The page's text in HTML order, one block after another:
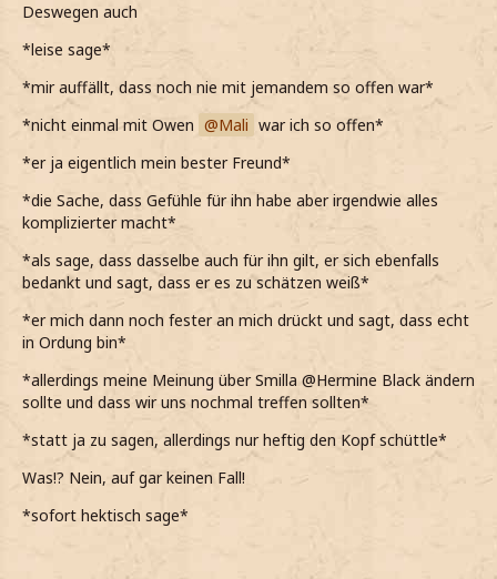
Deswegen auch
*leise sage*
*mir auffällt, dass noch nie mit jemandem so offen war*
*nicht einmal mit Owen
Mali war ich so offen*
*er ja eigentlich mein bester Freund*
*die Sache, dass Gefühle für ihn habe aber irgendwie alles
komplizierter macht*
*als sage, dass dasselbe auch für ihn gilt, er sich ebenfalls
bedankt und sagt, dass er es zu schätzen weiß*
*er mich dann noch fester an mich drückt und sagt, dass echt
in Ordung bin*
*allerdings meine Meinung über Smilla @Hermine Black ändern
sollte und dass wir uns nochmal treffen sollten*
*statt ja zu sagen, allerdings nur heftig den Kopf schüttle*
Was!? Nein, auf gar keinen Fall!
*sofort hektisch sage*